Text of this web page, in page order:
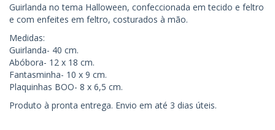
Guirlanda no tema Halloween, confeccionada em tecido e feltro
e com enfeites em feltro, costurados à mão.
Medidas:
Guirlanda- 40 cm.
Abóbora- 12 x 18 cm.
Fantasminha- 10 x 9 cm.
Plaquinhas BOO- 8 x 6,5 cm.
Produto à pronta entrega. Envio em até 3 dias úteis.